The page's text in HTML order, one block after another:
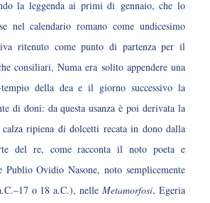
la leggenda ai primi di gennaio, che lo
nel calendario romano come undicesimo
ritenuto come punto di partenza per il
consiliari, Numa era solito appendere una
della dea e il giorno successivo la
di doni: da questa usanza è poi derivata la
calza ripiena di dolcetti recata in dono dalla
del re, come racconta il noto poeta e
Publio Ovidio Nasone, noto semplicemente
o 18 a.C.), nelleMetamorfosi, Egeria